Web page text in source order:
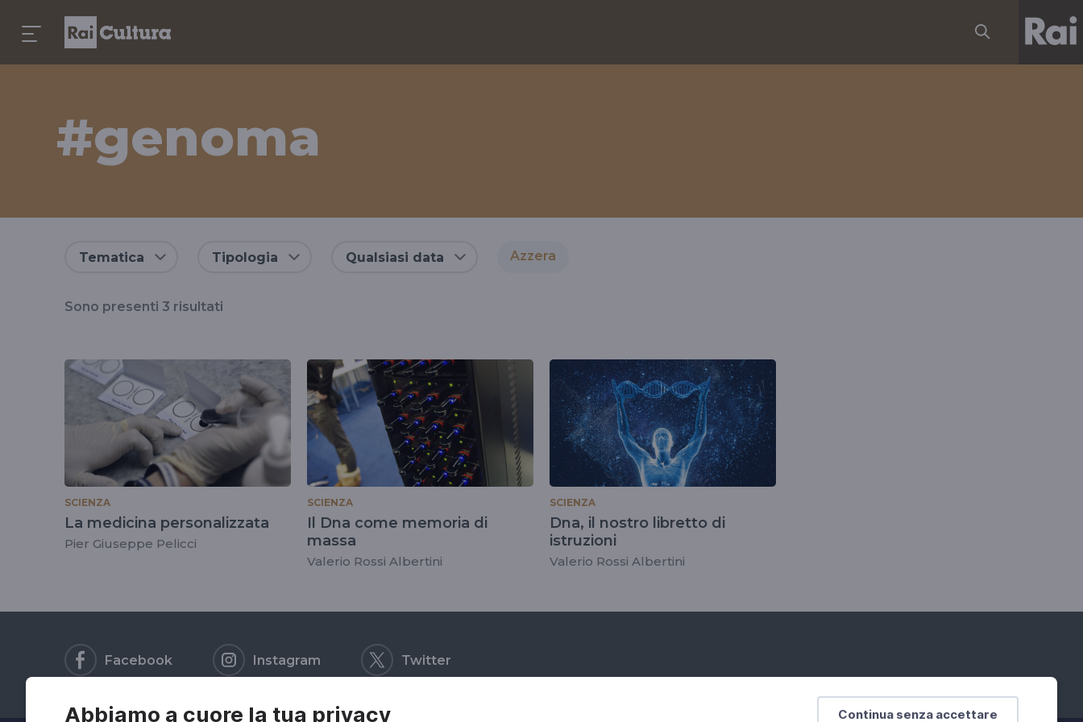
Continua senza accettare
Abbiamo a cuore la tua privacy
#genoma
tag
#genoma
Tematica Tipologia Qualsiasi data Azzera
Sono presenti 3 risultati
SCIENZA
La medicina personalizzata
Pier Giuseppe Pelicci
SCIENZA
Il Dna come memoria di
massa
Valerio Rossi Albertini
SCIENZA
Dna, il nostro libretto di
istruzioni
Valerio Rossi Albertini
Facebook Instagram Twitter